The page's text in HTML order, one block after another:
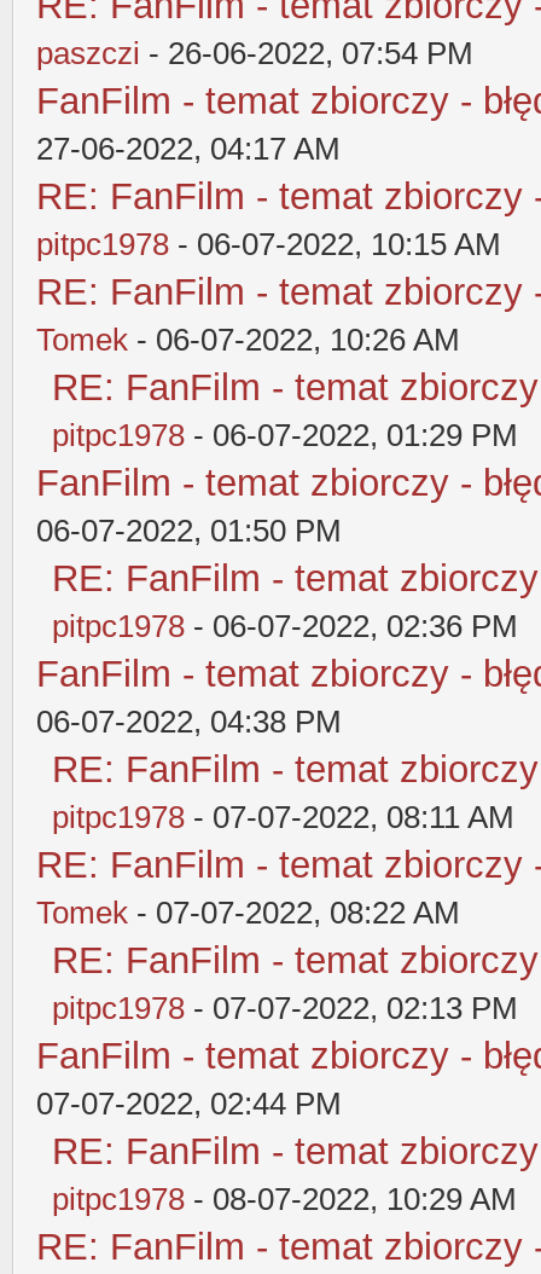
paszczi - 26-06-2022, 07:54 PM
FanFilm - temat zbiorczy -
27-06-2022, 04:17 AM
RE: FanFilm - temat zbiorczy
pitpc1978 - 06-07-2022, 10:15 AM
RE: FanFilm - temat zbiorczy
Tomek - 06-07-2022, 10:26 AM
RE: FanFilm - temat
pitpc1978 - 06-07-2022, 01:29 PM
FanFilm - temat zbiorczy -
06-07-2022, 01:50 PM
RE: FanFilm - temat
pitpc1978 - 06-07-2022, 02:36 PM
FanFilm - temat zbiorczy -
06-07-2022, 04:38 PM
RE: FanFilm - temat
pitpc1978 - 07-07-2022, 08:11 AM
RE: FanFilm - temat zbiorczy
Tomek - 07-07-2022, 08:22 AM
RE: FanFilm - temat
pitpc1978 - 07-07-2022, 02:13 PM
FanFilm - temat zbiorczy -
07-07-2022, 02:44 PM
RE: FanFilm - temat
pitpc1978 - 08-07-2022, 10:29 AM
RE: FanFilm - temat zbiorczy